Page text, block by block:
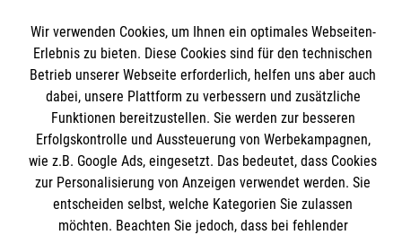
Bildungszentrum Rettungsdienst
Unsere Kurse
Notfallsanitäter
Rettungssanitäter
Freiwilligendienst
Informationen
Wir verwenden Cookies, um Ihnen ein optimales Webseiten-
Erlebnis zu bieten. Diese Cookies sind für den technischen
Betrieb unserer Webseite erforderlich, helfen uns aber auch
dabei, unsere Plattform zu verbessern und zusätzliche
Funktionen bereitzustellen. Sie werden zur besseren
Erfolgskontrolle und Aussteuerung von Werbekampagnen,
wie z.B. Google Ads, eingesetzt. Das bedeutet, dass Cookies
zur Personalisierung von Anzeigen verwendet werden. Sie
entscheiden selbst, welche Kategorien Sie zulassen
möchten. Beachten Sie jedoch, dass bei fehlender